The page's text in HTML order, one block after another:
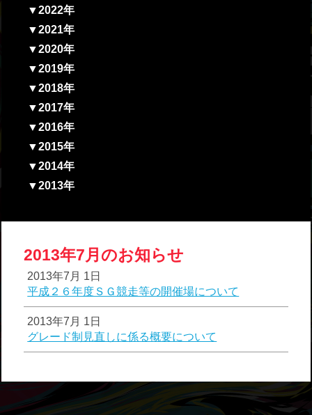
▼2022年
▼2021年
▼2020年
▼2019年
▼2018年
▼2017年
▼2016年
▼2015年
▼2014年
▼2013年
2013年7月のお知らせ
2013年7月 1日
平成２６年度ＳＧ競走等の開催場について
2013年7月 1日
グレード制見直しに係る概要について